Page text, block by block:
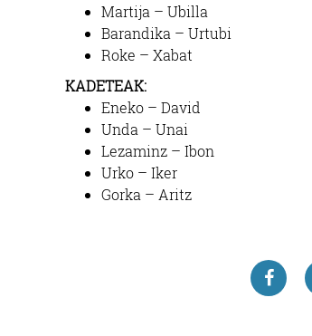
Martija – Ubilla
Barandika – Urtubi
Roke – Xabat
KADETEAK:
Eneko – David
Unda – Unai
Lezaminz – Ibon
Urko – Iker
Gorka – Aritz